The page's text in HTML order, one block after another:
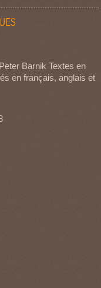
Barnik Textes en
en français, anglais et